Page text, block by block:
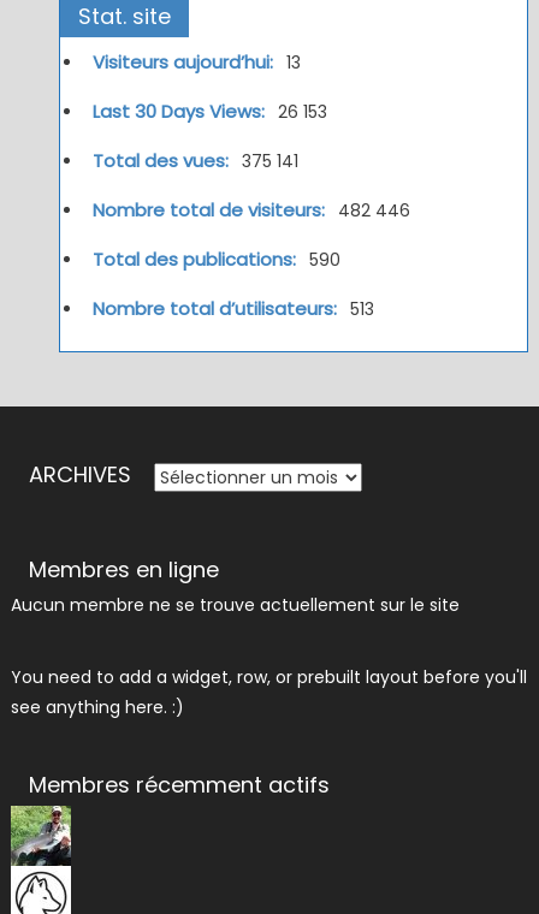
Stat. site
Visiteurs aujourd’hui: 13
Last 30 Days Views: 26 153
Total des vues: 375 141
Nombre total de visiteurs: 482 446
Total des publications: 590
Nombre total d’utilisateurs: 513
ARCHIVES ARCHIVES
Membres en ligne
Aucun membre ne se trouve actuellement sur le site
You need to add a widget, row, or prebuilt layout before you'll
see anything here. :)
Membres récemment actifs